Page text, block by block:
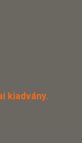
kiadvány.